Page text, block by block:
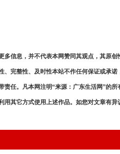
多信息，并不代表本网赞同其观点，其原
、完整性、及时性本站不作任何保证或承
责任。凡本网注明“来源：广东生活网”的
用其它方式使用上述作品。如您对文章有异